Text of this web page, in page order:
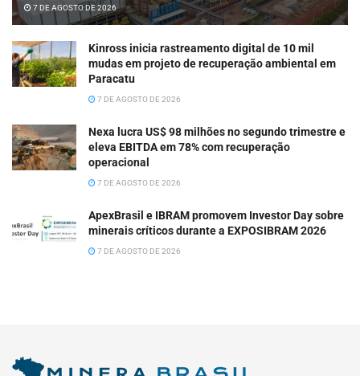
7 DE AGOSTO DE 2026
Kinross inicia rastreamento digital de 10 mil
mudas em projeto de recuperação ambiental em
Paracatu
7 DE AGOSTO DE 2026
Nexa lucra US$ 98 milhões no segundo trimestre e
eleva EBITDA em 78% com recuperação
operacional
7 DE AGOSTO DE 2026
ApexBrasil e IBRAM promovem Investor Day sobre
minerais críticos durante a EXPOSIBRAM 2026
7 DE AGOSTO DE 2026